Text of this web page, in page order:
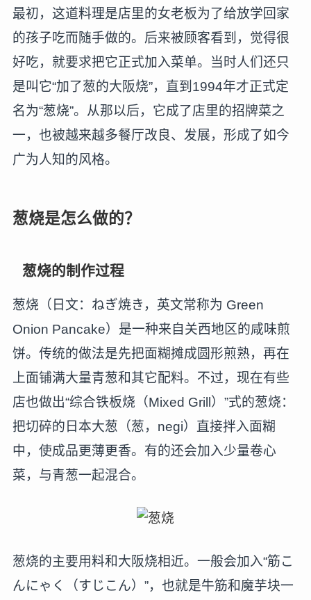
最初，这道料理是店里的女老板为了给放学回家
的孩子吃而随手做的。后来被顾客看到，觉得很
好吃，就要求把它正式加入菜单。当时人们还只
是叫它“加了葱的大阪烧”，直到1994年才正式定
名为“葱烧”。从那以后，它成了店里的招牌菜之
一，也被越来越多餐厅改良、发展，形成了如今
广为人知的风格。
葱烧是怎么做的？
葱烧的制作过程
葱烧（日文：ねぎ焼き，英文常称为 Green
Onion Pancake）是一种来自关西地区的咸味煎
饼。传统的做法是先把面糊摊成圆形煎熟，再在
上面铺满大量青葱和其它配料。不过，现在有些
店也做出“综合铁板烧（Mixed Grill）”式的葱烧：
把切碎的日本大葱（葱，negi）直接拌入面糊
中，使成品更薄更香。有的还会加入少量卷心
菜，与青葱一起混合。
葱烧的主要用料和大阪烧相近。一般会加入“筋こ
んにゃく（すじこん）”，也就是牛筋和魔芋块一